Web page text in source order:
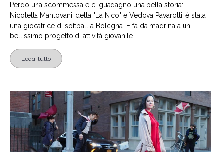
“La
Nico”
Mantovani
e
Perdo una scommessa e ci guadagno una bella storia:
Nicoletta Mantovani, detta "La Nico" e Vedova Pavarotti, è stata
una giocatrice di softball a Bologna. E fa da madrina a un
bellissimo progetto di attività giovanile
Leggi tutto